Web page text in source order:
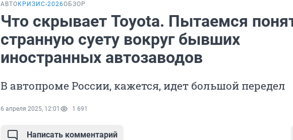
АВТО КРИЗИС-2026ОБЗОР
Что скрывает Toyota. Пытаемся
странную суету вокруг бывших
иностранных автозаводов
В автопроме России, кажется, идет большой передел
6 апреля 2025, 12:01 1 691
Написать комментарий